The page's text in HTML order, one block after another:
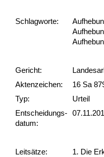
Schlag­worte:
Gericht:
Akten­zeichen:
16 Sa
Typ:
Urteil
Ent­scheid­ungs­
datum:
Leit­sätze:
1. Die